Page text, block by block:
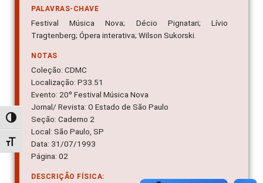
Alternar alto contraste
Alternar tamanho da fonte
PALAVRAS-CHAVE
Festival Música Nova; Décio Pignatari; Lívio
Tragtenberg; Ópera interativa; Wilson Sukorski.
NOTAS
Coleção: CDMC
Localização: P33.51
Evento: 20º Festival Música Nova
Jornal/ Revista: O Estado de São Paulo
Seção: Caderno 2
Local: São Paulo, SP
Data: 31/07/1993
Página: 02
DESCRIÇÃO FÍSICA: